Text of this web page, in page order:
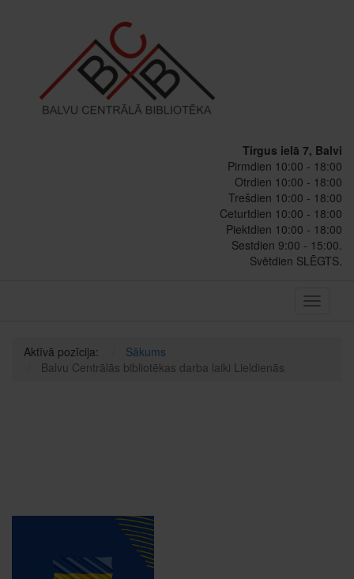
Tirgus ielā 7, Balvi
Pirmdien 10:00 - 18:00
Otrdien 10:00 - 18:00
Trešdien 10:00 - 18:00
Ceturtdien 10:00 - 18:00
Piektdien 10:00 - 18:00
Sestdien 9:00 - 15:00.
Svētdien SLĒGTS.
Toggle
Aktīvā pozīcija:
Sākums
Balvu Centrālās bibliotēkas darba laiki Lieldienās